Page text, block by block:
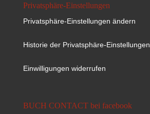
Privatsphäre-Einstellungen
Privatsphäre-Einstellungen ändern
Historie der Privatsphäre-Einstellungen
Einwilligungen widerrufen
BUCH CONTACT bei facebook